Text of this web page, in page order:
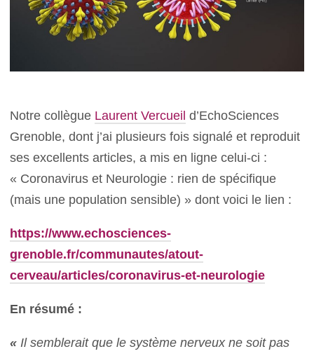
Notre collègue Laurent Vercueil d’EchoSciences
Grenoble, dont j’ai plusieurs fois signalé et reproduit
ses excellents articles, a mis en ligne celui-ci :
« Coronavirus et Neurologie : rien de spécifique
(mais une population sensible) » dont voici le lien :
https://www.echosciences-
grenoble.fr/communautes/atout-
cerveau/articles/coronavirus-et-neurologie
En résumé :
«Il semblerait que le système nerveux ne soit pas